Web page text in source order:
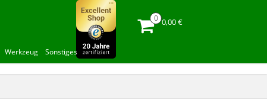
0,00 €
Werkzeug Sonstiges